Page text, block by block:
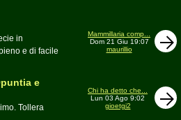
in
e di facile
Mammillaria comp...
Dom 21 Giu 19:07
maurillio
e
Tollera
Chi ha detto che...
Lun 03 Ago 9:02
gioetgi2